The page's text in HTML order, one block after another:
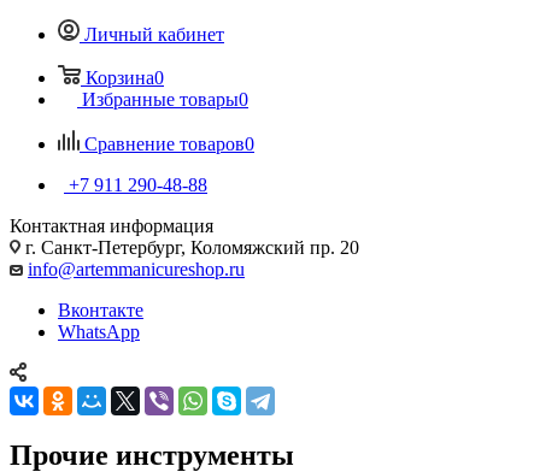
Личный кабинет
Корзина0
Избранные товары0
Сравнение товаров0
+7 911 290-48-88
Контактная информация
г. Санкт-Петербург, Коломяжский пр. 20
info@artemmanicureshop.ru
Вконтакте
WhatsApp
Прочие инструменты